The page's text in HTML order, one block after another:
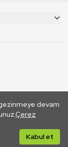
devam
Çerez
Kabul et
gidilen dış